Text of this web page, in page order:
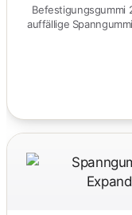
Befestigungsgummi
auffällige